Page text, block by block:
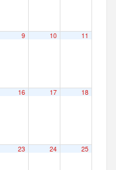
9 10 11
16 17 18
23 24 25